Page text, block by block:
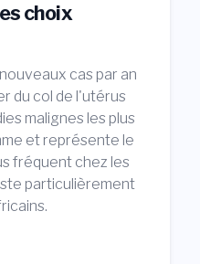
choix
cas par an
du col de l'utérus
malignes les plus
et représente le
fréquent chez les
particulièrement